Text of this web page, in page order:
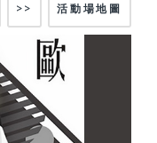
活動場地圖
>>